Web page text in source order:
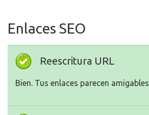
Enlaces SEO
Reescritura URL
Bien. Tus enlaces parecen amigables